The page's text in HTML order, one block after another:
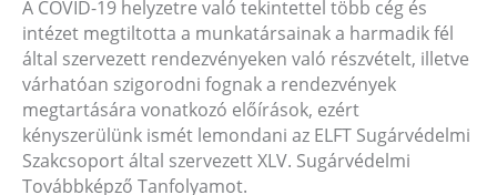
A COVID-19 helyzetre való tekintettel több cég és
intézet megtiltotta a munkatársainak a harmadik fél
által szervezett rendezvényeken való részvételt, illetve
várhatóan szigorodni fognak a rendezvények
megtartására vonatkozó előírások, ezért
kényszerülünk ismét lemondani az ELFT Sugárvédelmi
Szakcsoport által szervezett XLV. Sugárvédelmi
Továbbképző Tanfolyamot.